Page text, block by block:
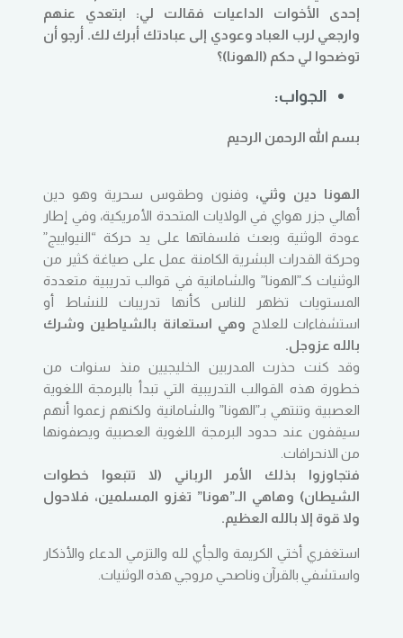
إحدى الأخوات الداعيات فقالت لي: ابتعدي عنهم
وارجعي لرب العباد وعودي إلى عبادتك أبرك لك. أرجو أن
توضحوا لي حكم (الهونا)؟
الجواب:
بسم الله الرحمن الرحيم
الهونا دين وثني، وفنون وطقوس سحرية وهو دين
أهالي جزر هواي في الولايات المتحدة الأمريكية، وفي إطار
عودة الوثنية وبعث فلسفاتها على يد حركة “النيواييج”
وحركة القدرات البشرية الكامنة عمل على صياغة كثير من
الوثنيات كـ”الهونا” والشامانية في قوالب تدريبية متعددة
المستويات تظهر للناس كأنها تدريبات للنشاط أو
استشفاءات للعلاج وهي استعانة بالشياطين وشرك
بالله عزوجل.
وقد كنت حذرت المدربين الخليجيين منذ سنوات من
خطورة هذه القوالب التدريبية التي تبدأ بالبرمجة اللغوية
العصبية وتنتهي بـ”الهونا” والشامانية ولكنهم زعموا أنهم
سيقفون عند حدود البرمجة اللغوية العصبية ويصفونها
من الانحرافات.
فتجاوزوا بذلك الأمر الرباني (لا تتبعوا خطوات
الشيطان) وهاهي الـ”هونا” تغزو المسلمين، فلاحول
ولا قوة إلا بالله العظيم.
استغفري أختي الكريمة والجأي لله والتزمي الدعاء والأذكار
واستشفي بالقرآن وناصحي مروجي هذه الوثنيات.